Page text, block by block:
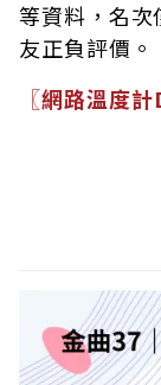
等資料，名
友正負評價。
〖網路溫度